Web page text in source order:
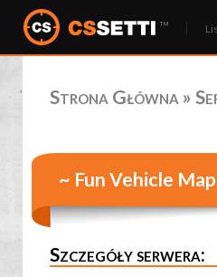
Strona Główna »
~ Fun Vehicle
Szczegóły serwera: